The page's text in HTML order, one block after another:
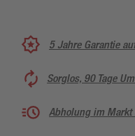
5 Jahre Garantie
Sorglos, 90 Tage
Abholung im Markt